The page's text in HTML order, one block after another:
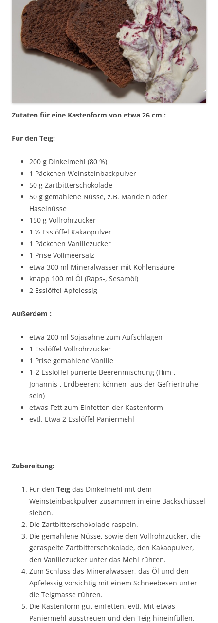
Zutaten für eine Kastenform von etwa 26 cm :
Für den Teig:
200 g Dinkelmehl (80 %)
1 Päckchen Weinsteinbackpulver
50 g Zartbitterschokolade
50 g gemahlene Nüsse, z.B. Mandeln oder
Haselnüsse
150 g Vollrohrzucker
1 ½ Esslöffel Kakaopulver
1 Päckchen Vanillezucker
1 Prise Vollmeersalz
etwa 300 ml Mineralwasser mit Kohlensäure
knapp 100 ml Öl (Raps-, Sesamöl)
2 Esslöffel Apfelessig
Außerdem :
etwa 200 ml Sojasahne zum Aufschlagen
1 Esslöffel Vollrohrzucker
1 Prise gemahlene Vanille
1-2 Esslöffel pürierte Beerenmischung (Him-,
Johannis-, Erdbeeren: können aus der Gefriertruhe
sein)
etwas Fett zum Einfetten der Kastenform
evtl. Etwa 2 Esslöffel Paniermehl
Zubereitung:
Für den Teig das Dinkelmehl mit dem
Weinsteinbackpulver zusammen in eine Backschüssel
sieben.
Die Zartbitterschokolade raspeln.
Die gemahlene Nüsse, sowie den Vollrohrzucker, die
geraspelte Zartbitterschokolade, den Kakaopulver,
den Vanillezucker unter das Mehl rühren.
Zum Schluss das Mineralwasser, das Öl und den
Apfelessig vorsichtig mit einem Schneebesen unter
die Teigmasse rühren.
Die Kastenform gut einfetten, evtl. Mit etwas
Paniermehl ausstreuen und den Teig hineinfüllen.